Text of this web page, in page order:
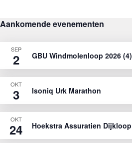
Aankomende evenementen
SEP
2 GBU Windmolenloop 2026 (4)
OKT
3 Isoniq Urk Marathon
OKT
24 Hoekstra Assuratien Dijkloop